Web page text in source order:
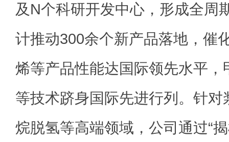
及N个科研开发中心，形成全周
计推动300余个新产品落地，催
烯等产品性能达国际领先水平，
等技术跻身国际先进行列。针
烷脱氢等高端领域，公司通过“